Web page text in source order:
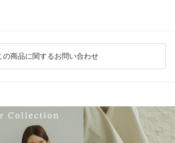
の商品に関するお問い合わせ